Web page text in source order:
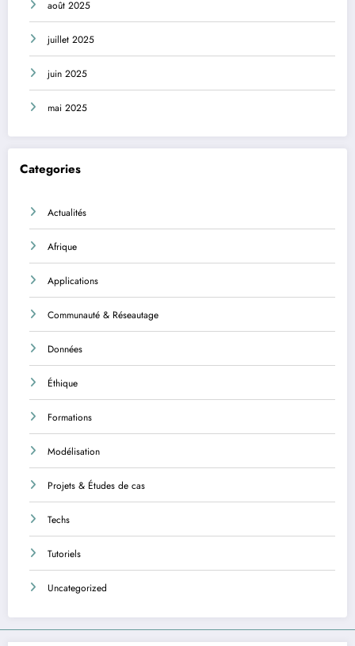
août 2025
juillet 2025
juin 2025
mai 2025
Categories
Actualités
Afrique
Applications
Communauté & Réseautage
Données
Éthique
Formations
Modélisation
Projets & Études de cas
Techs
Tutoriels
Uncategorized